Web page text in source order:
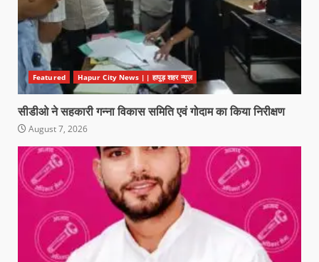
Featured Hapur City News || हापुड़ शहर न्यूज़
सीडीओ ने सहकारी गन्ना विकास समिति एवं गोदाम का किया निरीक्षण
August 7, 2026